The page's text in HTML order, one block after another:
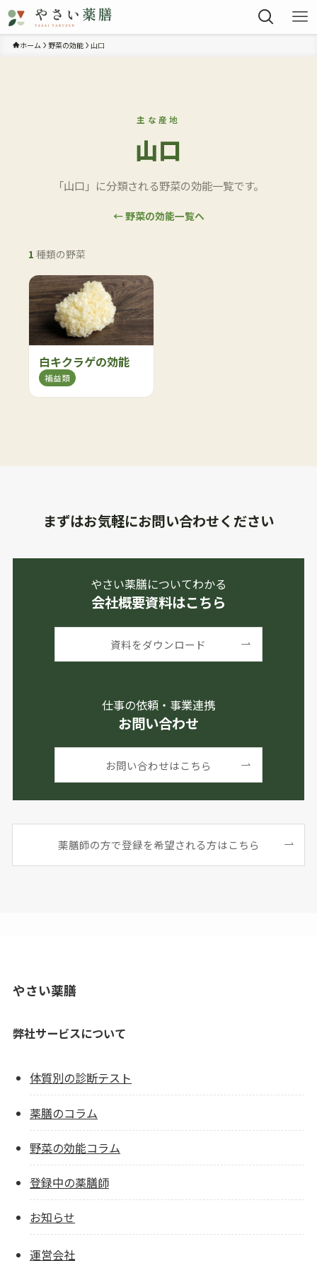
ホーム 野菜の効能 山口
主な産地
山口
「山口」に分類される野菜の効能一覧です。
← 野菜の効能一覧へ
1 種類の野菜
白キクラゲの効能
補益類
まずはお気軽にお問い合わせください
やさい薬膳についてわかる
会社概要資料はこちら
資料をダウンロード
仕事の依頼・事業連携
お問い合わせ
お問い合わせはこちら
薬膳師の方で登録を希望される方はこちら
やさい薬膳
弊社サービスについて
体質別の診断テスト
薬膳のコラム
野菜の効能コラム
登録中の薬膳師
お知らせ
運営会社